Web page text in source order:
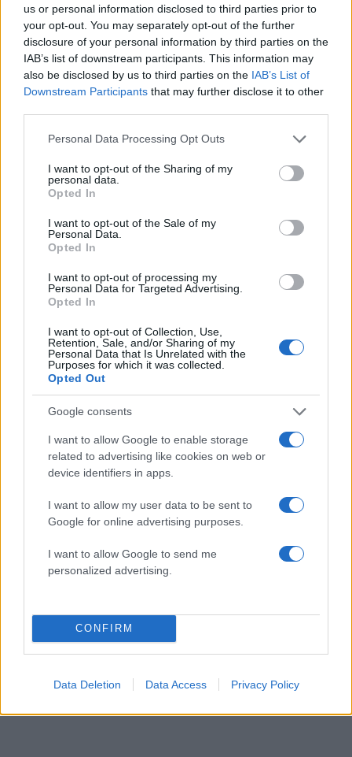
us or personal information disclosed to third parties prior to
your opt-out. You may separately opt-out of the further
disclosure of your personal information by third parties on the
IAB’s list of downstream participants. This information may
also be disclosed by us to third parties on the IAB’s List of
Downstream Participants that may further disclose it to other
Please note that this website/app uses one or more Google
not limited to your visit or usage behaviour. You may click to
grant or deny consent to Google and its third-party tags to
use your data for below specified purposes in below Google
consent section.
Personal Data Processing Opt Outs
I want to opt-out of the Sharing of my
personal data.
Opted In
I want to opt-out of the Sale of my
Personal Data.
Opted In
I want to opt-out of processing my
Personal Data for Targeted Advertising.
Opted In
I want to opt-out of Collection, Use,
Retention, Sale, and/or Sharing of my
Personal Data that Is Unrelated with the
Purposes for which it was collected.
Opted Out
Google consents
I want to allow Google to enable storage
related to advertising like cookies on web or
device identifiers in apps.
I want to allow my user data to be sent to
Google for online advertising purposes.
I want to allow Google to send me
personalized advertising.
CONFIRM
Data Deletion Data Access Privacy Policy
Ένα παιδικό καροτσάκι
Εκεί θα υποβληθούν σε μια σειρά από εξετάσεις
προκειμένου να διαπιστωθεί η κατάσταση της
υγείας τους, ενώ για την τύχη τους αναμένεται να
αποφανθούν οι κοινωνικές υπηρεσίες. Δεν
αποκλείεται να μεταφερθούν σε κάποια δομή.
ΔΙΑΦΗΜΙΣΗ